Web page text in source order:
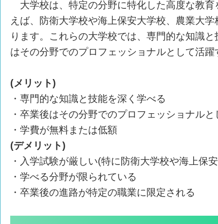
大学校は、特定の分野に特化した高度な教育
えば、防衛大学校や海上保安大学校、農業大
ります。これらの大学校では、専門的な知識
はその分野でのプロフェッショナルとして活
(メリット)
・専門的な知識と技能を深く学べる
・卒業後はその分野でのプロフェッショナル
・学費が無料または低額
(デメリット)
・入学試験が厳しい(特に防衛大学校や海上保
・学べる分野が限られている
・卒業後の進路が特定の職業に限定される